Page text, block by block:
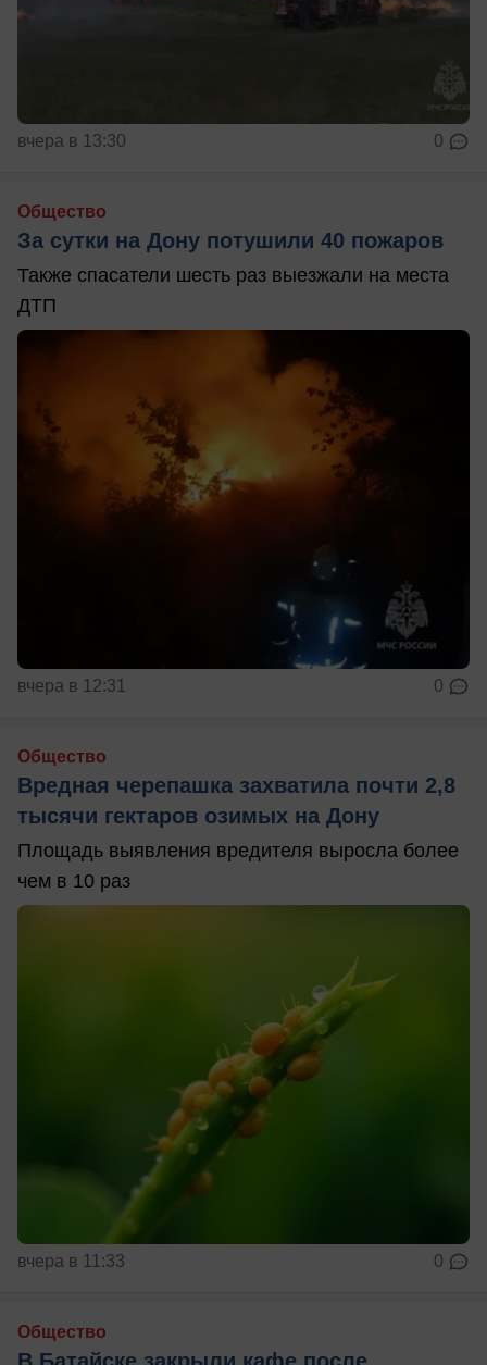
вчера в 13:30 0
Общество
За сутки на Дону потушили 40 пожаров
Также спасатели шесть раз выезжали на места
ДТП
вчера в 12:31 0
Общество
Вредная черепашка захватила почти 2,8
тысячи гектаров озимых на Дону
Площадь выявления вредителя выросла более
чем в 10 раз
вчера в 11:33 0
Общество